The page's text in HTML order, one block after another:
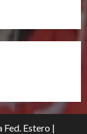
Estero |